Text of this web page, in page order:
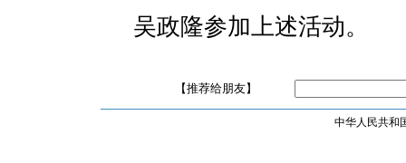
吴政隆参加上述活动。
【推荐给朋友】
中华人民共和